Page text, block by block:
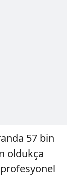
57 bin
oldukça